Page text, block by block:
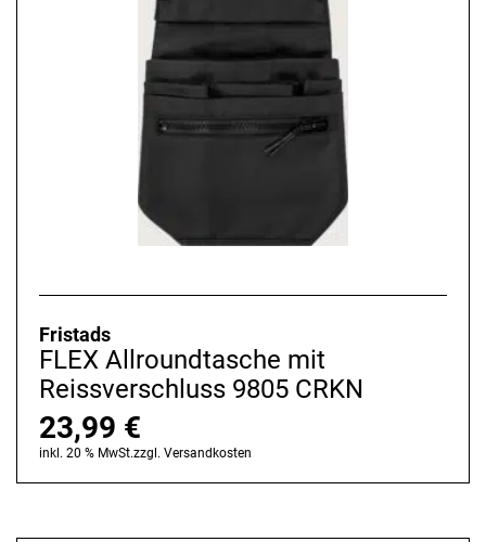
Fristads
FLEX Allroundtasche mit
Reissverschluss 9805 CRKN
23,99 €
inkl. 20 % MwSt.zzgl. Versandkosten